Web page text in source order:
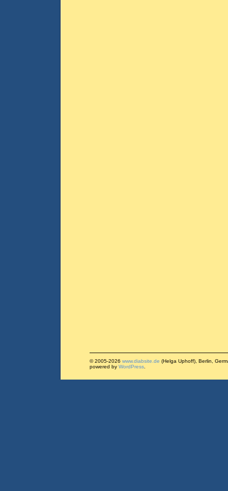
© 2005-2026 www.diabsite.de (Helga Uphoff), Berlin,
powered by WordPress.